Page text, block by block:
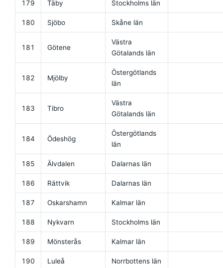
179 Täby Stockholms län
180 Sjöbo Skåne län
181 Götene
Västra
Götalands län
182 Mjölby
Östergötlands
län
183 Tibro
Västra
Götalands län
184 Ödeshög
Östergötlands
län
185 Älvdalen Dalarnas län
186 Rättvik Dalarnas län
187 Oskarshamn Kalmar län
188 Nykvarn Stockholms län
189 Mönsterås Kalmar län
190 Luleå Norrbottens län